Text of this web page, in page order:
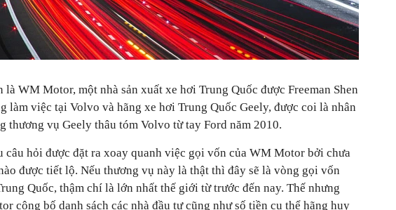
là WM Motor, một nhà sản xuất xe hơi Trung Quốc được Freeman Shen
làm việc tại Volvo và hãng xe hơi Trung Quốc Geely, được coi là nhân
thương vụ Geely thâu tóm Volvo từ tay Ford năm 2010.
câu hỏi được đặt ra xoay quanh việc gọi vốn của WM Motor bởi chưa
được tiết lộ. Nếu thương vụ này là thật thì đây sẽ là vòng gọi vốn
Quốc, thậm chí là lớn nhất thế giới từ trước đến nay. Thế nhưng
công bố danh sách các nhà đầu tư cũng như số tiền cụ thể hãng huy